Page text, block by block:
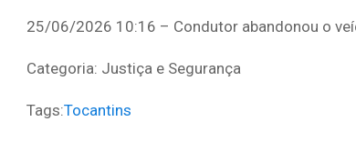
25/06/2026 10:16 – Condutor abandonou o
Categoria: Justiça e Segurança
Tags:Tocantins